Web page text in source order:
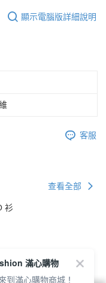
顯示電腦版詳細說明
客服
查看全部
衫
滿心購物
到滿心購物商城！